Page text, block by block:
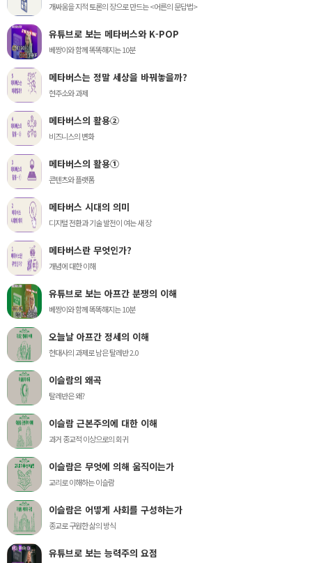
개싸움을 지적 토론의 장으로 만드는 <어른의 문답법>
유튜브로 보는 메타버스와 K-POP
베짱이와 함께 똑똑해지는 10분
메타버스는 정말 세상을 바꿔놓을까?
현주소와 과제
메타버스의 활용②
비즈니스의 변화
메타버스의 활용①
콘텐츠와 플랫폼
메타버스 시대의 의미
디지털 전환과 기술 발전이 여는 새 장
메타버스란 무엇인가?
개념에 대한 이해
유튜브로 보는 아프간 분쟁의 이해
베짱이와 함께 똑똑해지는 10분
오늘날 아프간 정세의 이해
현대사의 과제로 남은 탈레반 2.0
이슬람의 왜곡
탈레반은 왜?
이슬람 근본주의에 대한 이해
과거 종교적 이상으로의 회귀
이슬람은 무엇에 의해 움직이는가
교리로 이해하는 이슬람
이슬람은 어떻게 사회를 구성하는가
종교로 구원한 삶의 방식
유튜브로 보는 능력주의 요점